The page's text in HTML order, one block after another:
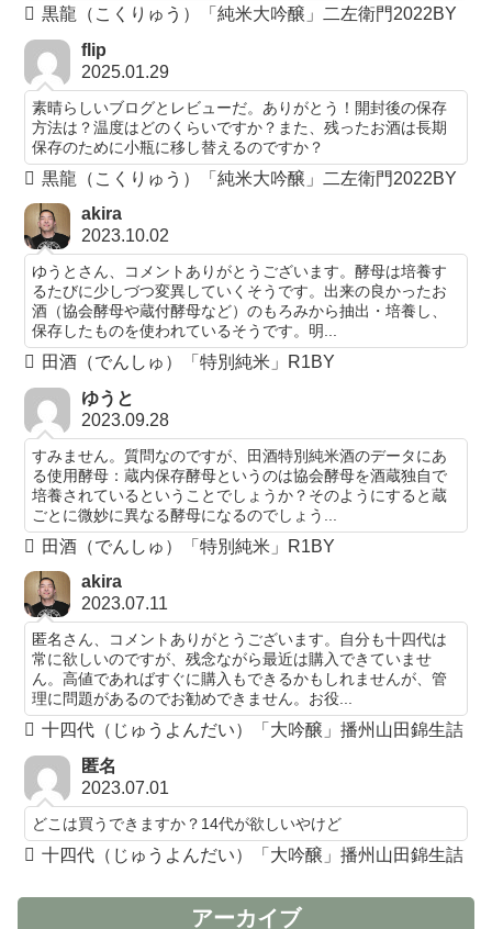
黒龍（こくりゅう）「純米大吟醸」二左衛門2022BY
flip
2025.01.29
素晴らしいブログとレビューだ。ありがとう！開封後の保存
方法は？温度はどのくらいですか？また、残ったお酒は長期
保存のために小瓶に移し替えるのですか？
黒龍（こくりゅう）「純米大吟醸」二左衛門2022BY
akira
2023.10.02
ゆうとさん、コメントありがとうございます。酵母は培養す
るたびに少しづつ変異していくそうです。出来の良かったお
酒（協会酵母や蔵付酵母など）のもろみから抽出・培養し、
保存したものを使われているそうです。明...
田酒（でんしゅ）「特別純米」R1BY
ゆうと
2023.09.28
すみません。質問なのですが、田酒特別純米酒のデータにあ
る使用酵母：蔵内保存酵母というのは協会酵母を酒蔵独自で
培養されているということでしょうか？そのようにすると蔵
ごとに微妙に異なる酵母になるのでしょう...
田酒（でんしゅ）「特別純米」R1BY
akira
2023.07.11
匿名さん、コメントありがとうございます。自分も十四代は
常に欲しいのですが、残念ながら最近は購入できていませ
ん。高値であればすぐに購入もできるかもしれませんが、管
理に問題があるのでお勧めできません。お役...
十四代（じゅうよんだい）「大吟醸」播州山田錦生詰
匿名
2023.07.01
どこは買うできますか？14代が欲しいやけど
十四代（じゅうよんだい）「大吟醸」播州山田錦生詰
アーカイブ